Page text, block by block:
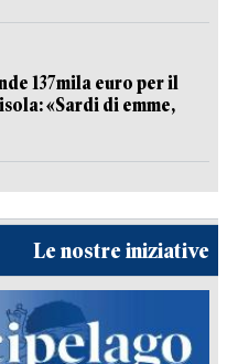
137mila euro per il
«Sardi di emme,
Le nostre iniziative